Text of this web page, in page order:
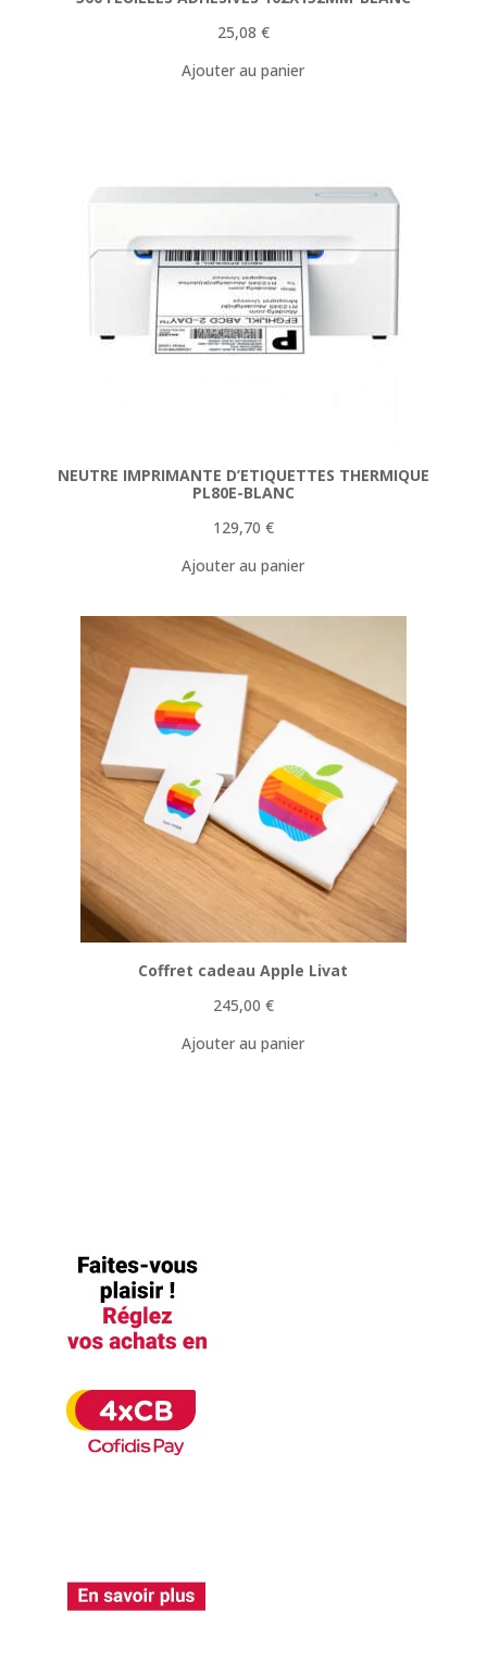
25,08 €
Ajouter au panier
NEUTRE IMPRIMANTE D’ETIQUETTES THERMIQUE
PL80E-BLANC
129,70 €
Ajouter au panier
Coffret cadeau Apple Livat
245,00 €
Ajouter au panier